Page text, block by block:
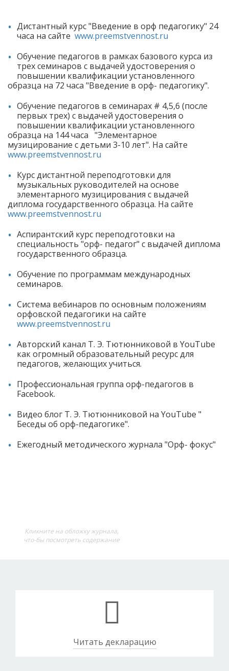
Дистантный курс "Введение в орф педагогику" 24
часа на сайте www.preemstvennost.ru
Обучение педагогов в рамках базового курса из
трех семинаров с выдачей удостоверения о
повышении квалификации установленного
образца на 72 часа "Введение в орф- педагогику".
Обучение педагогов в семинарах # 4,5,6 (после
первых трех) с выдачей удостоверения о
повышении квалификации установленного
образца на 144 часа "Элементарное
музицирование с детьми 3-10 лет". На сайте
www.preemstvennost.ru
Курс дистантной переподготовки для
музыкальных руководителей на основе
элементарного музицирования с выдачей
диплома государственного образца. На сайте
www.preemstvennost.ru
Аспирантский курс переподготовки на
специальность "орф- педагог" с выдачей диплома
государственного образца.
Обучение по программам международных
семинаров.
Система вебинаров по основным положениям
орфовской педагогики на сайте
www.preemstvennost.ru
Авторский канал Т. Э. Тютюнниковой в YouTube
как огромный образовательный ресурс для
педагогов, желающих учиться.
Профессиональная группа орф-педагогов в
Facebook.
Видео блог Т. Э. Тютюнниковой на YouTube "
Беседы об орф-педагогике".
Ежегодный методического журнала "Орф- фокус"
Кликните на обложку журнала,
что-бы посмотреть содержание
Читать декларацию